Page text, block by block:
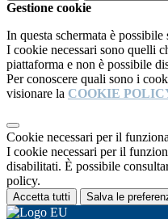
Gestione cookie
In questa schermata è
I cookie necessari sono quelli
piattaforma e non è possibile
Per conoscere quali sono i
visionare la COOKIE
Cookie necessari per il
I cookie necessari per il
disabilitati. È possibile
policy.
Accetta tutti Salva le